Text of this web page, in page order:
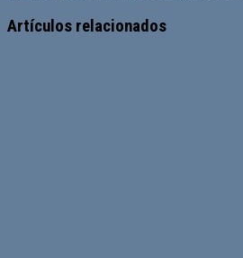
web
Artículos relacionados